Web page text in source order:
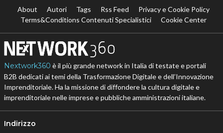
About Autori Tags Rss Feed
Privacy e Cookie Policy
Terms&Conditions Contenuti Specialistici
Cookie Center
Nextwork360 è il più grande network in Italia di testate e portali
B2B dedicati ai temi della Trasformazione Digitale e dell’Innovazione
Imprenditoriale. Ha la missione di diffondere la cultura digitale e
imprenditoriale nelle imprese e pubbliche amministrazioni italiane.
Indirizzo